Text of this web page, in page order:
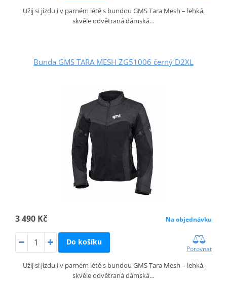
Užij si jízdu i v parném létě s bundou GMS Tara Mesh – lehká,
skvěle odvětraná dámská…
Bunda GMS TARA MESH ZG51006 černý D2XL
3 490 Kč Na objednávku
Do košíku
Porovnat
Užij si jízdu i v parném létě s bundou GMS Tara Mesh – lehká,
skvěle odvětraná dámská…